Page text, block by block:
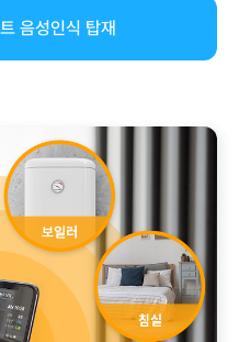
음성인식 탑재